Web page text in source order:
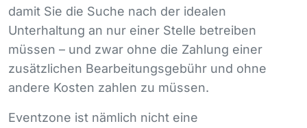
damit Sie die Suche nach der idealen
Unterhaltung an nur einer Stelle betreiben
müssen – und zwar ohne die Zahlung einer
zusätzlichen Bearbeitungsgebühr und ohne
andere Kosten zahlen zu müssen.
Eventzone ist nämlich nicht eine